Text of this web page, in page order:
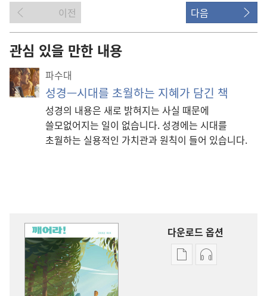
이전 다음
관심 있을 만한 내용
파수대
성경—시대를 초월하는 지혜가 담긴 책
성경의 내용은 새로 밝혀지는 사실 때문에
쓸모없어지는 일이 없습니다. 성경에는 시대를
초월하는 실용적인 가치관과 원칙이 들어 있습니다.
다운로드 옵션
출판물오디오